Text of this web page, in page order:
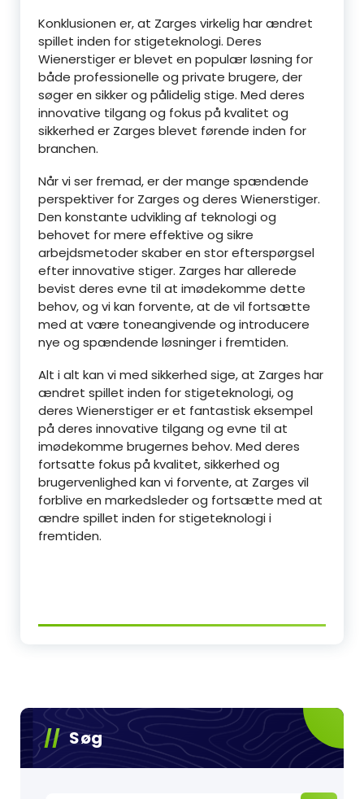
Konklusionen er, at Zarges virkelig har ændret
spillet inden for stigeteknologi. Deres
Wienerstiger er blevet en populær løsning for
både professionelle og private brugere, der
søger en sikker og pålidelig stige. Med deres
innovative tilgang og fokus på kvalitet og
sikkerhed er Zarges blevet førende inden for
branchen.
Når vi ser fremad, er der mange spændende
perspektiver for Zarges og deres Wienerstiger.
Den konstante udvikling af teknologi og
behovet for mere effektive og sikre
arbejdsmetoder skaber en stor efterspørgsel
efter innovative stiger. Zarges har allerede
bevist deres evne til at imødekomme dette
behov, og vi kan forvente, at de vil fortsætte
med at være toneangivende og introducere
nye og spændende løsninger i fremtiden.
Alt i alt kan vi med sikkerhed sige, at Zarges har
ændret spillet inden for stigeteknologi, og
deres Wienerstiger er et fantastisk eksempel
på deres innovative tilgang og evne til at
imødekomme brugernes behov. Med deres
fortsatte fokus på kvalitet, sikkerhed og
brugervenlighed kan vi forvente, at Zarges vil
forblive en markedsleder og fortsætte med at
ændre spillet inden for stigeteknologi i
fremtiden.
Søg